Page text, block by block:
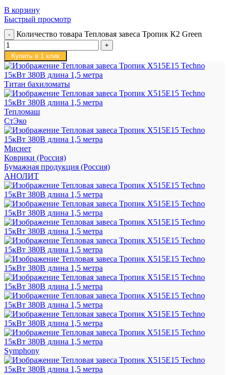
В корзину
Быстрый просмотр
Количество товара Тепловая завеса Тропик К2 Green
Купить в 1 клик
Титан бахиломаты
Тепломаш
СтЭко
Миснет
Коврики (Россия)
Бумажная продукция (Россия)
АНОЛИТ
Symphony